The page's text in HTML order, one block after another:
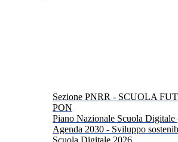
Sezione PNRR - SCUOLA
PON
Piano Nazionale Scuola
Agenda 2030 - Sviluppo